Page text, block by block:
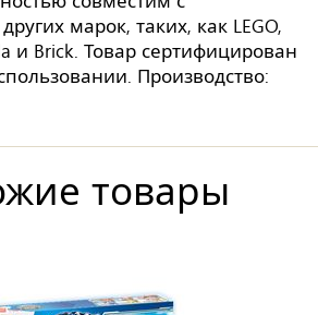
марок, таких, как LEGO,
и Brick. Товар сертифицирован
Производство:
товары